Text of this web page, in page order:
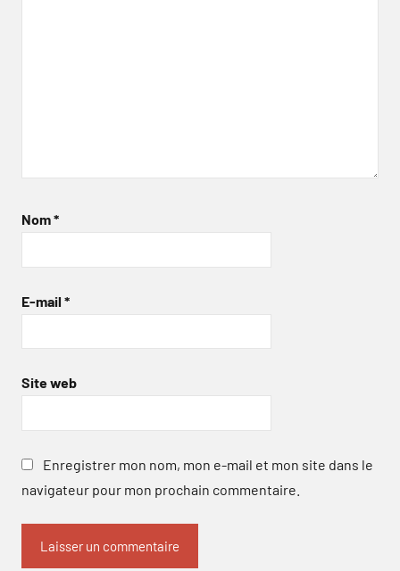
Nom*
E-mail *
Site web
Enregistrer mon nom, mon e-mail et mon site dans le
navigateur pour mon prochain commentaire.